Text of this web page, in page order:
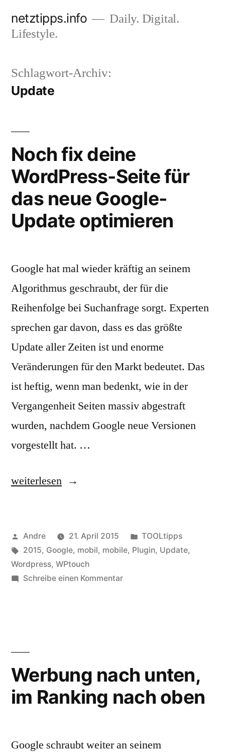
Inhalt
netztipps.info
Daily. Digital.
Lifestyle.
Schlagwort-Archiv:
Update
Noch fix deine
WordPress-Seite für
das neue Google-
Update optimieren
Google hat mal wieder kräftig an seinem
Algorithmus geschraubt, der für die
Reihenfolge bei Suchanfrage sorgt. Experten
sprechen gar davon, dass es das größte
Update aller Zeiten ist und enorme
Veränderungen für den Markt bedeutet. Das
ist heftig, wenn man bedenkt, wie in der
Vergangenheit Seiten massiv abgestraft
wurden, nachdem Google neue Versionen
vorgestellt hat. …
„Noch
WordPress-
Seite
für
Update
optimieren“
weiterlesen
Veröffentlicht
von
Andre 21. April 2015
Veröffentlicht
unter
TOOLtipps
Schlagwörter:
2015, Google, mobil, mobile, Plugin, Update,
Wordpress, WPtouch
Schreibe einen Kommentarzu
das
Google-
Werbung nach unten,
im Ranking nach oben
Google schraubt weiter an seinem